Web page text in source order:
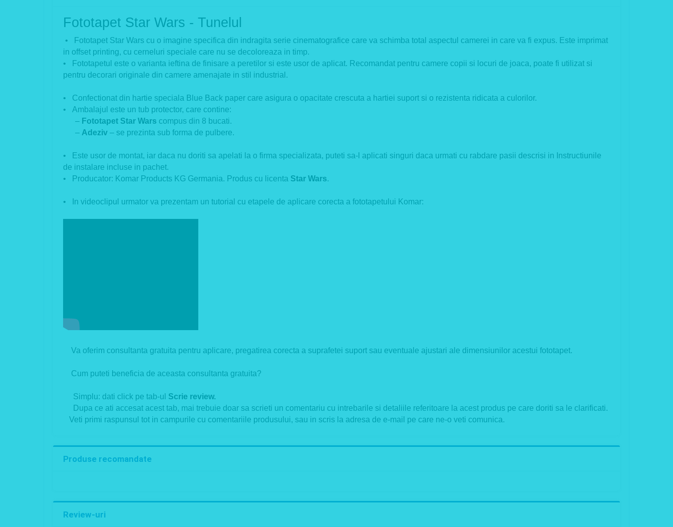
Fototapet Star Wars - Tunelul
• Fototapet Star Wars cu o imagine specifica din indragita serie cinematografice care va schimba total aspectul camerei in care va fi expus. Este imprimat
in offset printing, cu cerneluri speciale care nu se decoloreaza in timp.
• Fototapetul este o varianta ieftina de finisare a peretilor si este usor de aplicat. Recomandat pentru camere copii si locuri de joaca, poate fi utilizat si
pentru decorari originale din camere amenajate in stil industrial.
• Confectionat din hartie speciala Blue Back paper care asigura o opacitate crescuta a hartiei suport si o rezistenta ridicata a culorilor.
• Ambalajul este un tub protector, care contine:
– Fototapet Star Wars compus din 8 bucati.
– Adeziv – se prezinta sub forma de pulbere.
• Este usor de montat, iar daca nu doriti sa apelati la o firma specializata, puteti sa-l aplicati singuri daca urmati cu rabdare pasii descrisi in Instructiunile
de instalare incluse in pachet.
• Producator: Komar Products KG Germania. Produs cu licenta Star Wars.
• In videoclipul urmator va prezentam un tutorial cu etapele de aplicare corecta a fototapetului Komar:
Va oferim consultanta gratuita pentru aplicare, pregatirea corecta a suprafetei suport sau eventuale ajustari ale dimensiunilor acestui fototapet.
Cum puteti beneficia de aceasta consultanta gratuita?
Simplu: dati click pe tab-ul Scrie review.
Dupa ce ati accesat acest tab, mai trebuie doar sa scrieti un comentariu cu intrebarile si detaliile referitoare la acest produs pe care doriti sa le clarificati.
Veti primi raspunsul tot in campurile cu comentariile produsului, sau in scris la adresa de e-mail pe care ne-o veti comunica.
Produse recomandate
Review-uri